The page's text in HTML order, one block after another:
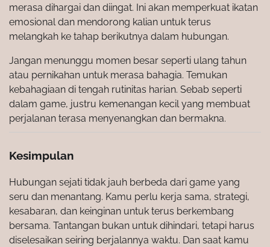
merasa dihargai dan diingat. Ini akan memperkuat ikatan
emosional dan mendorong kalian untuk terus
melangkah ke tahap berikutnya dalam hubungan.
Jangan menunggu momen besar seperti ulang tahun
atau pernikahan untuk merasa bahagia. Temukan
kebahagiaan di tengah rutinitas harian. Sebab seperti
dalam game, justru kemenangan kecil yang membuat
perjalanan terasa menyenangkan dan bermakna.
Kesimpulan
Hubungan sejati tidak jauh berbeda dari game yang
seru dan menantang. Kamu perlu kerja sama, strategi,
kesabaran, dan keinginan untuk terus berkembang
bersama. Tantangan bukan untuk dihindari, tetapi harus
diselesaikan seiring berjalannya waktu. Dan saat kamu